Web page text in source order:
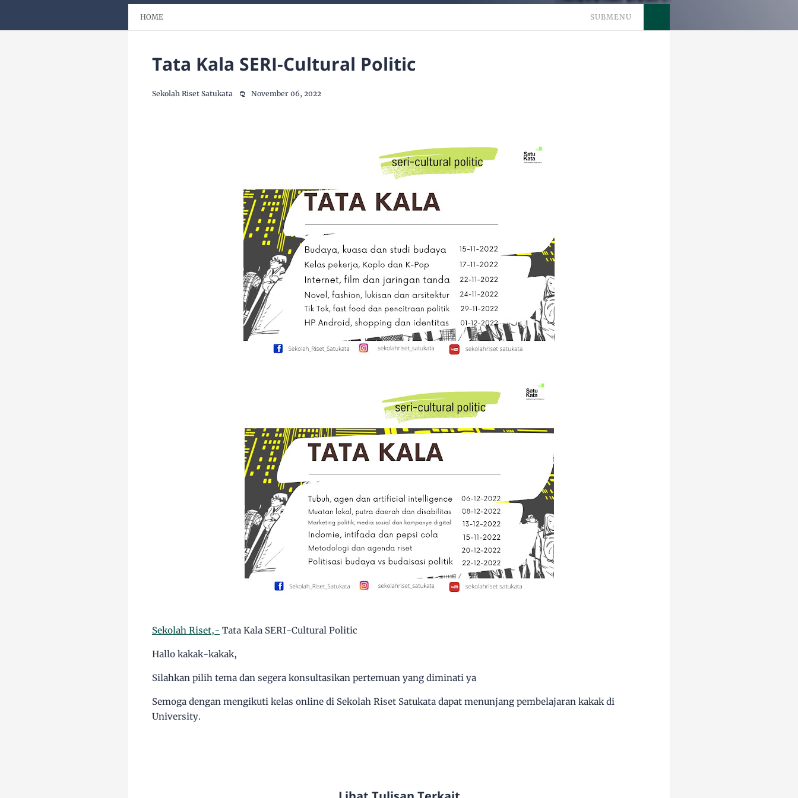
HOME SUBMENU
Tata Kala SERI-Cultural Politic
Sekolah Riset Satukata November 06, 2022
Sekolah Riset,- Tata Kala SERI-Cultural Politic
Hallo kakak-kakak,
Silahkan pilih tema dan segera konsultasikan pertemuan yang diminati ya
Semoga dengan mengikuti kelas online di Sekolah Riset Satukata dapat menunjang pembelajaran kakak di
University.